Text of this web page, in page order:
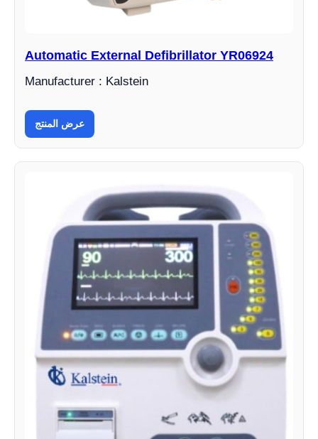
Automatic External Defibrillator YR06924
Manufacturer : Kalstein
عرض المنتج